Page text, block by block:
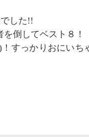
した!!
倒してベスト８！
すっかりおにいち